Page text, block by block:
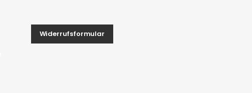
Widerrufsformular